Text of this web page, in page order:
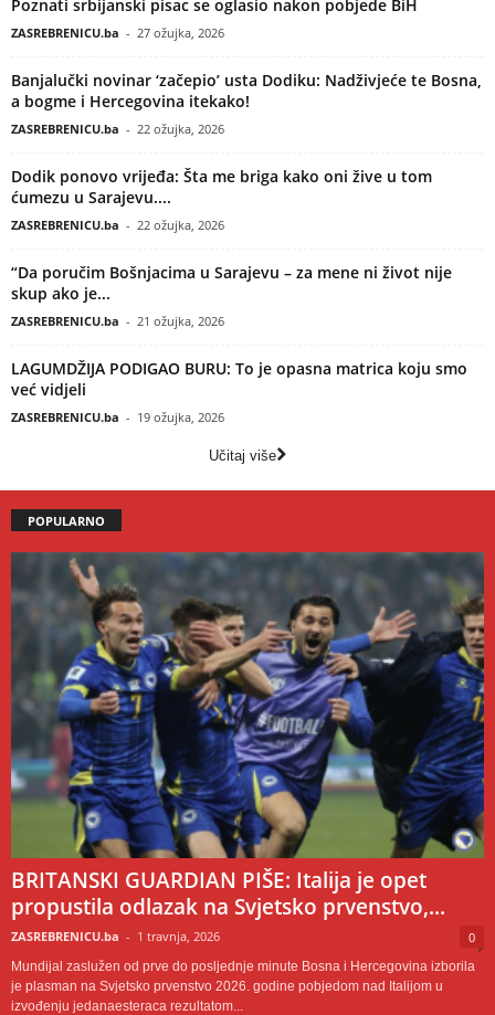
Poznati srbijanski pisac se oglasio nakon pobjede BiH
ZASREBRENICU.ba - 27 ožujka, 2026
Banjalučki novinar ‘začepio’ usta Dodiku: Nadživjeće te Bosna,
a bogme i Hercegovina itekako!
ZASREBRENICU.ba - 22 ožujka, 2026
Dodik ponovo vrijeđa: Šta me briga kako oni žive u tom
ćumezu u Sarajevu....
ZASREBRENICU.ba - 22 ožujka, 2026
“Da poručim Bošnjacima u Sarajevu – za mene ni život nije
skup ako je...
ZASREBRENICU.ba - 21 ožujka, 2026
LAGUMDŽIJA PODIGAO BURU: To je opasna matrica koju smo
već vidjeli
ZASREBRENICU.ba - 19 ožujka, 2026
Učitaj više
POPULARNO
BRITANSKI GUARDIAN PIŠE: Italija je opet
propustila odlazak na Svjetsko prvenstvo,...
ZASREBRENICU.ba - 1 travnja, 2026 0
Mundijal zaslužen od prve do posljednje minute Bosna i Hercegovina izborila
je plasman na Svjetsko prvenstvo 2026. godine pobjedom nad Italijom u
izvođenju jedanaesteraca rezultatom...